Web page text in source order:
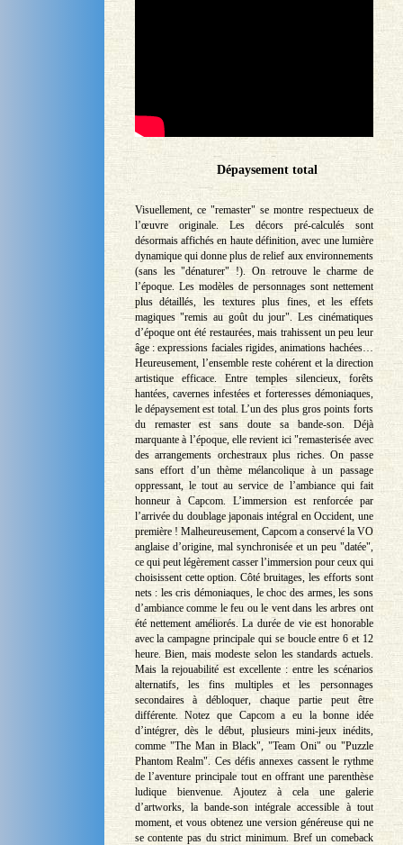
Dépaysement total
Visuellement, ce "remaster" se montre respectueux de
l’œuvre originale. Les décors pré-calculés sont
désormais affichés en haute définition, avec une lumière
dynamique qui donne plus de relief aux environnements
(sans les "dénaturer" !). On retrouve le charme de
l’époque. Les modèles de personnages sont nettement
plus détaillés, les textures plus fines, et les effets
magiques "remis au goût du jour". Les cinématiques
d’époque ont été restaurées, mais trahissent un peu leur
âge : expressions faciales rigides, animations hachées…
Heureusement, l’ensemble reste cohérent et la direction
artistique efficace. Entre temples silencieux, forêts
hantées, cavernes infestées et forteresses démoniaques,
le dépaysement est total. L’un des plus gros points forts
du remaster est sans doute sa bande-son. Déjà
marquante à l’époque, elle revient ici "remasterisée avec
des arrangements orchestraux plus riches. On passe
sans effort d’un thème mélancolique à un passage
oppressant, le tout au service de l’ambiance qui fait
honneur à Capcom. L’immersion est renforcée par
l’arrivée du doublage japonais intégral en Occident, une
première ! Malheureusement, Capcom a conservé la VO
anglaise d’origine, mal synchronisée et un peu "datée",
ce qui peut légèrement casser l’immersion pour ceux qui
choisissent cette option. Côté bruitages, les efforts sont
nets : les cris démoniaques, le choc des armes, les sons
d’ambiance comme le feu ou le vent dans les arbres ont
été nettement améliorés. La durée de vie est honorable
avec la campagne principale qui se boucle entre 6 et 12
heure. Bien, mais modeste selon les standards actuels.
Mais la rejouabilité est excellente : entre les scénarios
alternatifs, les fins multiples et les personnages
secondaires à débloquer, chaque partie peut être
différente. Notez que Capcom a eu la bonne idée
d’intégrer, dès le début, plusieurs mini-jeux inédits,
comme "The Man in Black", "Team Oni" ou "Puzzle
Phantom Realm". Ces défis annexes cassent le rythme
de l’aventure principale tout en offrant une parenthèse
ludique bienvenue. Ajoutez à cela une galerie
d’artworks, la bande-son intégrale accessible à tout
moment, et vous obtenez une version généreuse qui ne
se contente pas du strict minimum. Bref un comeback